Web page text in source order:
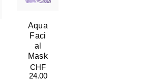
Aqua
Faci
Al
Mask
Normaler
Preis
CHF
24.00